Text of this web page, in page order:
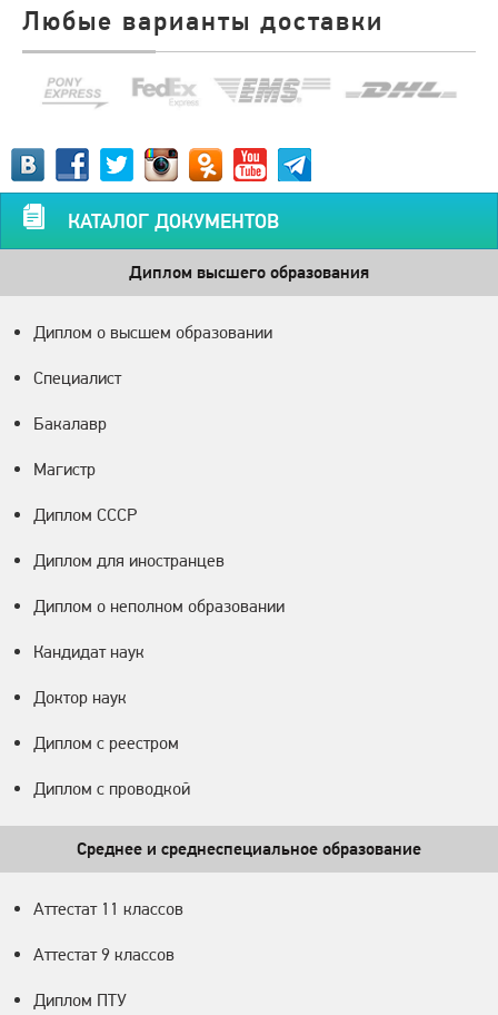
Любые варианты доставки
КАТАЛОГ ДОКУМЕНТОВ
Диплом высшего образования
Диплом о высшем образовании
Специалист
Бакалавр
Магистр
Диплом СССР
Диплом для иностранцев
Диплом о неполном образовании
Кандидат наук
Доктор наук
Диплом с реестром
Диплом с проводкой
Среднее и среднеспециальное образование
Аттестат 11 классов
Аттестат 9 классов
Диплом ПТУ